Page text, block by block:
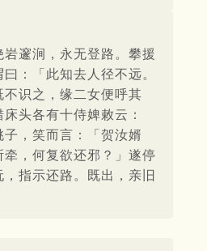
邃涧，永无登路。攀援
：「此知去人径不远。
识之，缘二女便呼其
头各有十侍婢敕云：
，笑而言：「贺汝婿
，何复欲还邪？」遂停
指示还路。既出，亲旧